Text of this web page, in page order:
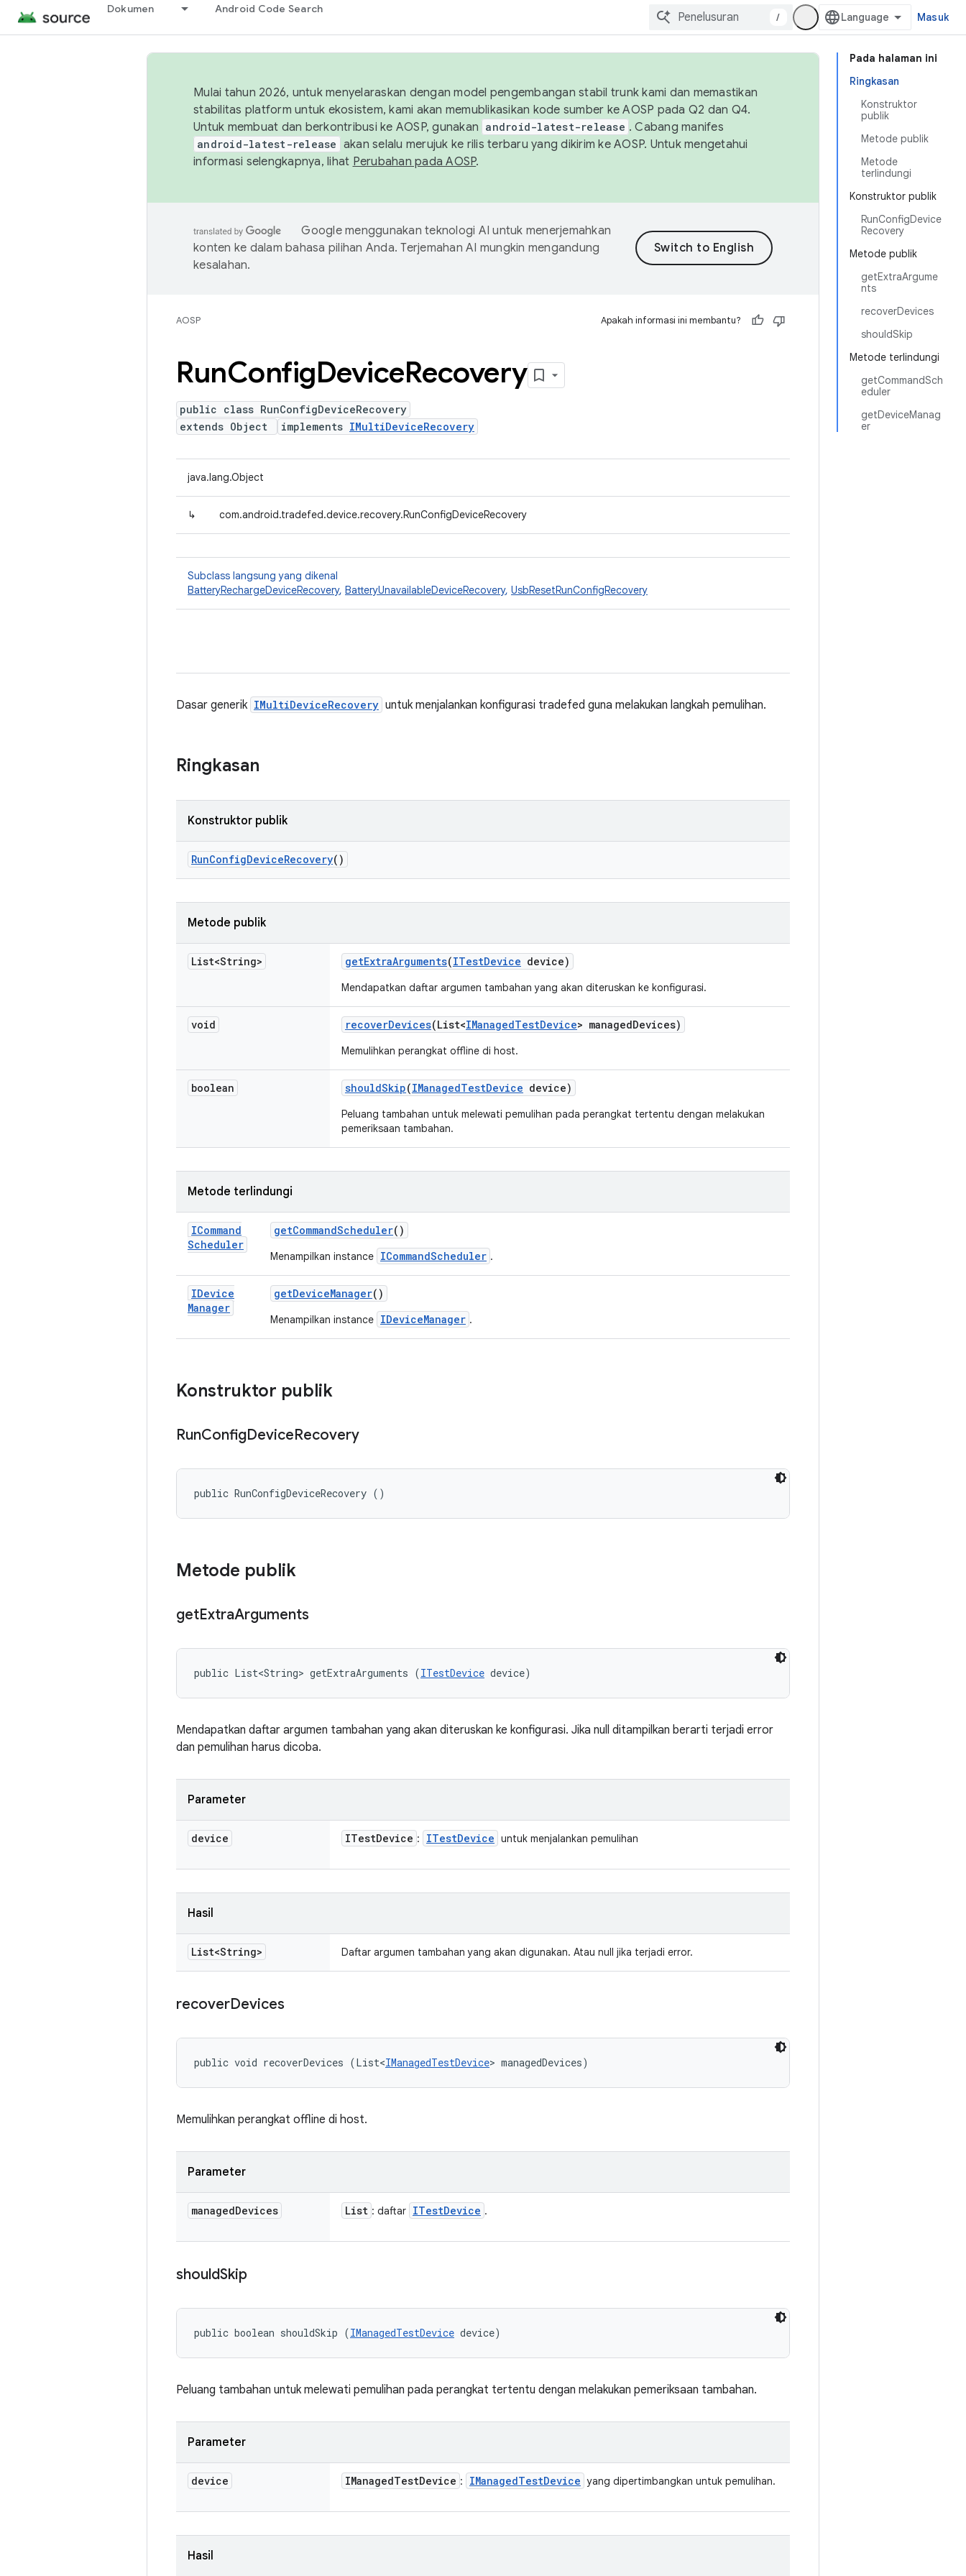
Dokumen Android Code Search
/ Masuk
Pada halaman ini
Ringkasan
Konstruktor
publik
Metode publik
Metode
terlindungi
Konstruktor publik
RunConfigDevice
Recovery
Metode publik
getExtraArgume
nts
recoverDevices
shouldSkip
Metode terlindungi
getCommandSch
eduler
getDeviceManag
er
Mulai tahun 2026, untuk menyelaraskan dengan model pengembangan stabil trunk kami dan memastikan
stabilitas platform untuk ekosistem, kami akan memublikasikan kode sumber ke AOSP pada Q2 dan Q4.
Untuk membuat dan berkontribusi ke AOSP, gunakan android-latest-release . Cabang manifes
android-latest-release akan selalu merujuk ke rilis terbaru yang dikirim ke AOSP. Untuk mengetahui
informasi selengkapnya, lihat Perubahan pada AOSP.
Google menggunakan teknologi AI untuk menerjemahkan
konten ke dalam bahasa pilihan Anda. Terjemahan AI mungkin mengandung
kesalahan.
AOSP Apakah informasi ini membantu?
RunConfigDeviceRecovery
public class RunConfigDeviceRecovery
extends Object
implements IMultiDeviceRecovery
java.lang.Object
↳ com.android.tradefed.device.recovery.RunConfigDeviceRecovery
Subclass langsung yang dikenal
BatteryRechargeDeviceRecovery, BatteryUnavailableDeviceRecovery, UsbResetRunConfigRecovery
Dasar generik IMultiDeviceRecovery untuk menjalankan konfigurasi tradefed guna melakukan langkah pemulihan.
Ringkasan
Konstruktor publik
RunConfigDeviceRecovery()
Metode publik
List<String> getExtraArguments(ITestDevice device)
Mendapatkan daftar argumen tambahan yang akan diteruskan ke konfigurasi.
void recoverDevices(List<IManagedTestDevice> managedDevices)
Memulihkan perangkat offline di host.
boolean shouldSkip(IManagedTestDevice device)
Peluang tambahan untuk melewati pemulihan pada perangkat tertentu dengan melakukan
pemeriksaan tambahan.
Metode terlindungi
ICommand
Scheduler
getCommandScheduler()
Menampilkan instance ICommandScheduler .
IDevice
Manager
getDeviceManager()
Menampilkan instance IDeviceManager .
Konstruktor publik
RunConfigDeviceRecovery
public RunConfigDeviceRecovery ()
Metode publik
getExtraArguments
public List<String> getExtraArguments (ITestDevice device)
Mendapatkan daftar argumen tambahan yang akan diteruskan ke konfigurasi. Jika null ditampilkan berarti terjadi error
dan pemulihan harus dicoba.
Parameter
device ITestDevice : ITestDevice untuk menjalankan pemulihan
Hasil
List<String> Daftar argumen tambahan yang akan digunakan. Atau null jika terjadi error.
recoverDevices
public void recoverDevices (List<IManagedTestDevice> managedDevices)
Memulihkan perangkat offline di host.
Parameter
managedDevices List : daftar ITestDevice .
shouldSkip
public boolean shouldSkip (IManagedTestDevice device)
Peluang tambahan untuk melewati pemulihan pada perangkat tertentu dengan melakukan pemeriksaan tambahan.
Parameter
device IManagedTestDevice : IManagedTestDevice yang dipertimbangkan untuk pemulihan.
Hasil